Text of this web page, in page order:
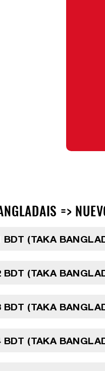
=>
BDT (TAKA
BDT (TAKA
BDT (TAKA
BDT (TAKA